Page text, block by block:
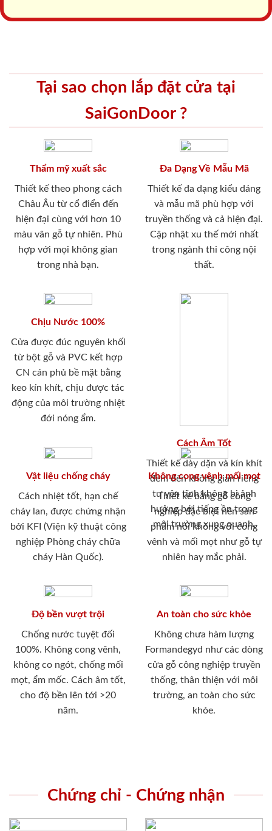
Tại sao chọn lắp đặt cửa tại
SaiGonDoor ?
Thẩm mỹ xuất sắc
Thiết kế theo phong cách
Châu Âu từ cổ điển đến
hiện đại cùng với hơn 10
màu vân gỗ tự nhiên. Phù
hợp với mọi không gian
trong nhà bạn.
Đa Dạng Về Mẫu Mã
Thiết kế đa dạng kiểu dáng
và mẫu mã phù hợp với
truyền thống và cả hiện đại.
Cập nhật xu thế mới nhất
trong ngành thi công nội
thất.
Chịu Nước 100%
Cửa được đúc nguyên khối
từ bột gỗ và PVC kết hợp
CN cán phủ bề mặt bằng
keo kín khít, chịu được tác
động của môi trường nhiệt
đới nóng ẩm.
Cách Âm Tốt
Thiết kế dày dặn và kín khít
đem đến không gian riêng
tư yên tĩnh không bị ảnh
hưởng bới tiếng ồn trong
môi trường xung quanh.
Vật liệu chống cháy
Cách nhiệt tốt, hạn chế
cháy lan, được chứng nhận
bởi KFI (Viện kỹ thuật công
nghiệp Phòng cháy chữa
cháy Hàn Quốc).
Không cong vênh mối mọt
Thiết kế bằng gỗ công
nghiệp đặc biệt nên sản
phẩm nói không với cong
vênh và mối mọt như gỗ tự
nhiên hay mắc phải.
Độ bền vượt trội
Chống nước tuyệt đối
100%. Không cong vênh,
không co ngót, chống mối
mọt, ẩm mốc. Cách âm tốt,
cho độ bền lên tới >20
năm.
An toàn cho sức khỏe
Không chưa hàm lượng
Formandegyd như các dòng
cửa gỗ công nghiệp truyền
thống, thân thiện với môi
trường, an toàn cho sức
khỏe.
Chứng chỉ - Chứng nhận